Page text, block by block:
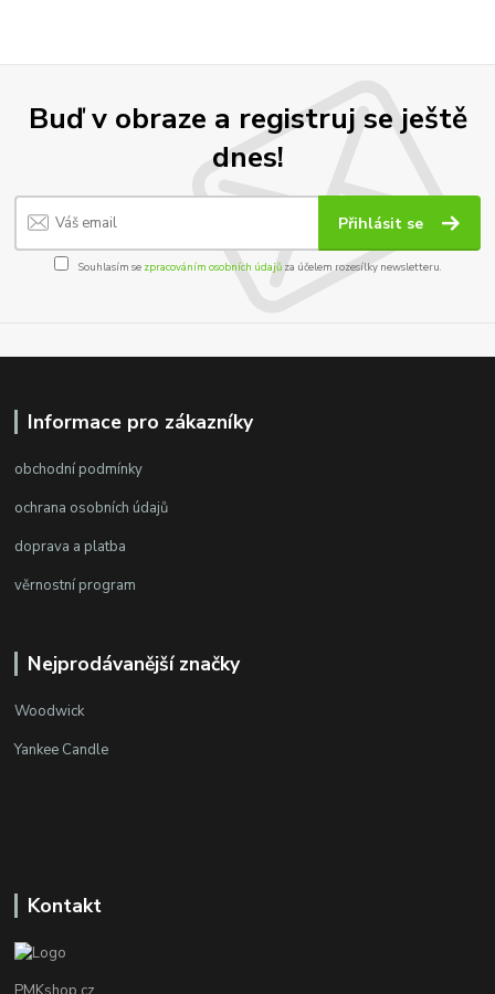
Buď v obraze a registruj se ještě
dnes!
Přihlásit se
Souhlasím se zpracováním osobních údajůza účelem rozesílky newsletteru.
Informace pro zákazníky
obchodní podmínky
ochrana osobních údajů
doprava a platba
věrnostní program
Nejprodávanější značky
Woodwick
Yankee Candle
Kontakt